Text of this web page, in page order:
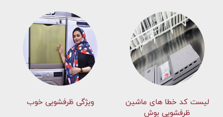
لیست کد خطا های ماشين
ظرفشویی بوش
ویژگی ظرفشویی خوب